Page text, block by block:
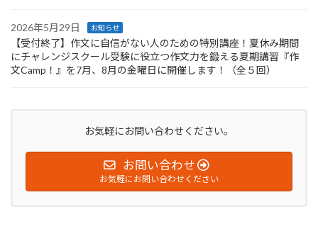
2026年5月29日 お知らせ
【受付終了】作文に自信がない人のための特別講座！夏休み期間
にチャレンジスクール受験に役立つ作文力を鍛える夏期講習『作
文Camp！』を7月、8月の金曜日に開催します！（全５回）
お気軽にお問い合わせください。
お問い合わせ
お気軽にお問い合わせください